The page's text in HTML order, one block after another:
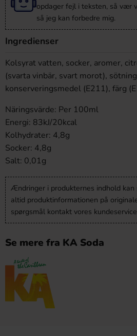
opdager fejl i teksten, så vær
så jeg kan forbedre mig.
Ingredienser
Kolsyrat vatten, socker, aromer,
(svarta vinbär, svart morot),
konserveringsmedel (E211), färg
Näringsvärde: Per 100ml
Energi: 83kJ/20kcal
Kolhydrater: 4,8g
Socker: 4,8g
Salt: 0,01g
Ændringer i produkternes indhold
altid produktinformationen på
spørgsmål kontakt vores
Se mere fra KA Soda